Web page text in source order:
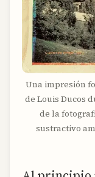
Una impresión
de Louis Ducos
de la
sustractivo